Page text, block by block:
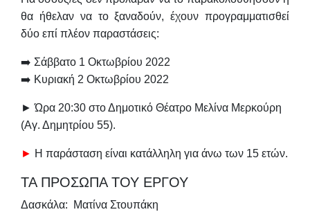
θα ήθελαν να το ξαναδούν, έχουν προγραμματισθεί
δύο επί πλέον παραστάσεις:
➡️ Σάββατο 1 Οκτωβρίου 2022
➡️ Κυριακή 2 Οκτωβρίου 2022
► Ώρα 20:30 στο Δημοτικό Θέατρο Μελίνα Μερκούρη
(Αγ. Δημητρίου 55).
► Η παράσταση είναι κατάλληλη για άνω των 15 ετών.
ΤΑ ΠΡΟΣΩΠΑ ΤΟΥ ΕΡΓΟΥ
Δασκάλα: Ματίνα Στουπάκη